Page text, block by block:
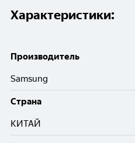
Характеристики:
Производитель
Samsung
Cтрана
КИТАЙ